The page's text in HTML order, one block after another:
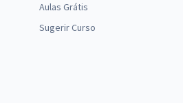
Aulas Grátis
Sugerir Curso